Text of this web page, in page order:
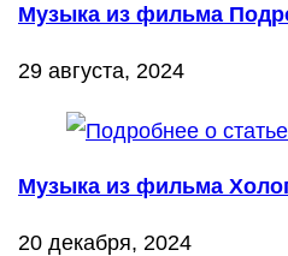
Музыка из фильма
29 августа, 2024
Музыка из фильма
20 декабря, 2024